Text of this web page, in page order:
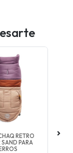
RETRO
SAND PARA